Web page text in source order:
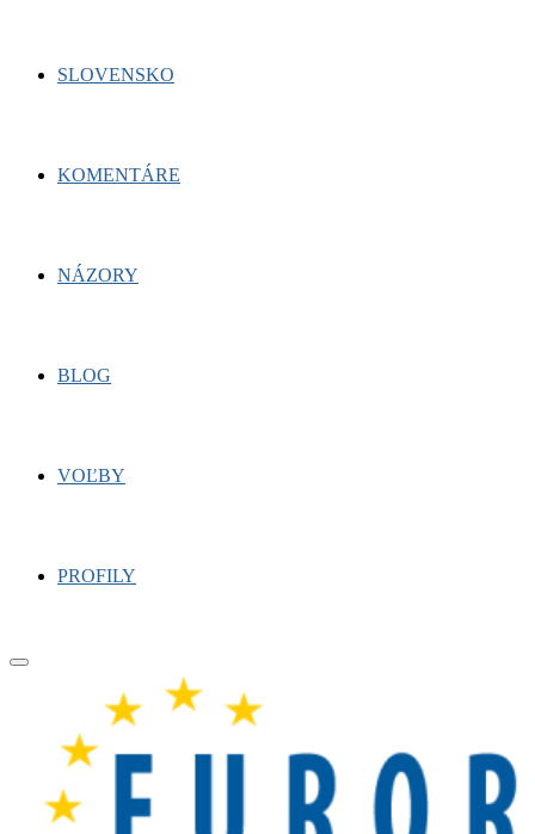
SLOVENSKO
KOMENTÁRE
NÁZORY
BLOG
VOĽBY
PROFILY
Primary